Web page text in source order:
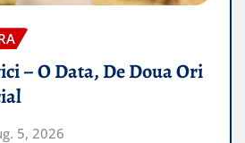
– O Data, De Doua Ori
5, 2026